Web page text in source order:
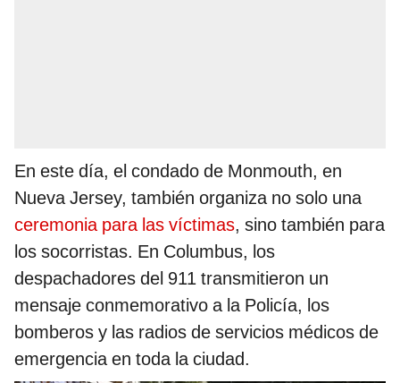
En este día, el condado de Monmouth, en
Nueva Jersey, también organiza no solo una
ceremonia para las víctimas, sino también para
los socorristas. En Columbus, los
despachadores del 911 transmitieron un
mensaje conmemorativo a la Policía, los
bomberos y las radios de servicios médicos de
emergencia en toda la ciudad.